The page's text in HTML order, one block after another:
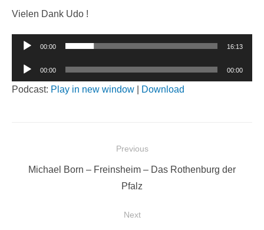
Vielen Dank Udo !
Audio-
00:00 16:13
Audio-
Player
00:00 00:00
Podcast: Play in new window Download
BeitragsnavigationPrevious
Previous
Michael Born – Freinsheim – Das Rothenburg der
Pfalz
Next